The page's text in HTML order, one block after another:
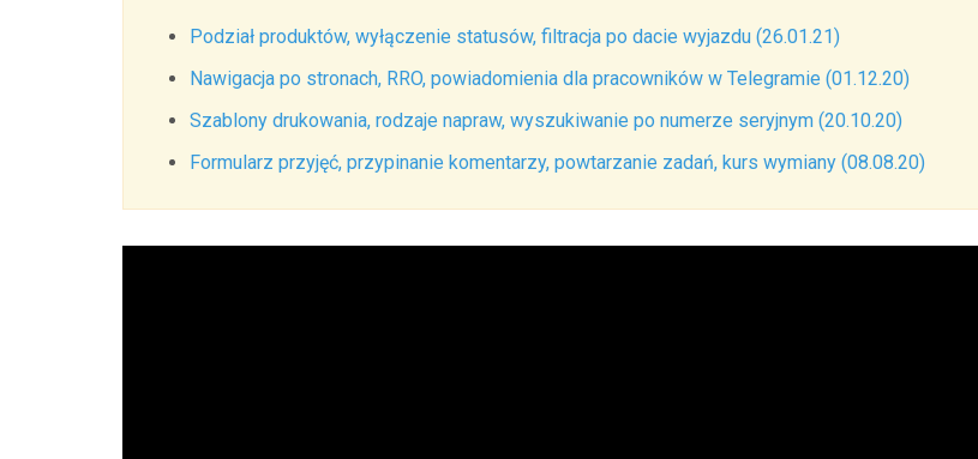
Podział produktów, wyłączenie statusów, filtracja po dacie wyjazdu (26.01.21)
Nawigacja po stronach, RRO, powiadomienia dla pracowników w Telegramie (01.12.20)
Szablony drukowania, rodzaje napraw, wyszukiwanie po numerze seryjnym (20.10.20)
Formularz przyjęć, przypinanie komentarzy, powtarzanie zadań, kurs wymiany (08.08.20)